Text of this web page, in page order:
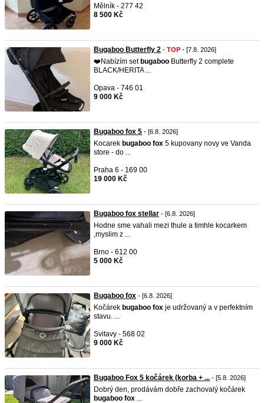
Mělník - 277 42
8 500 Kč
Bugaboo Butterfly 2 - TOP - [7.8. 2026]
❤️Nabízím set bugaboo Butterfly 2 complete
BLACK/HERITA ...
Opava - 746 01
9 000 Kč
Bugaboo fox 5 - [6.8. 2026]
Kocarek bugaboo fox 5 kupovany novy ve Vanda
store - do ...
Praha 6 - 169 00
19 000 Kč
Bugaboo fox stellar - [6.8. 2026]
Hodne sme vahali mezi thule a timhle kocarkem
,myslim z ...
Brno - 612 00
5 000 Kč
Bugaboo fox - [6.8. 2026]
Kočárek bugaboo fox je udržovaný a v perfektním
stavu. ...
Svitavy - 568 02
9 000 Kč
Bugaboo Fox 5 kočárek (korba + ... - [5.8. 2026]
Dobrý den, prodávám dobře zachovalý kočárek
bugaboo fox ...